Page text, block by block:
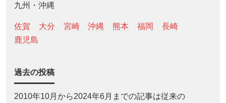
九州・沖縄
佐賀 大分 宮崎 沖縄 熊本 福岡
長崎
鹿児島
過去の投稿
2010年10月から2024年6月までの記事は従来の